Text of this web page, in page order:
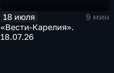
18 июля
9 мин
«Вести-Карелия».
18.07.26